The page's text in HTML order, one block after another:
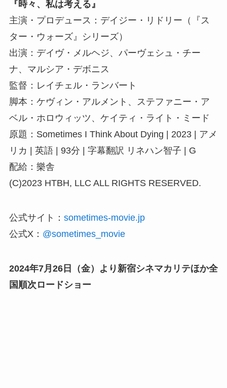
『時々、私は考える』
主演・プロデュース：デイジー・リドリー（『ス
ター・ウォーズ』シリーズ）
出演：デイヴ・メルヘジ、パーヴェシュ・チー
ナ、マルシア・デボニス
監督：レイチェル・ランバート
脚本：ケヴィン・アルメント、ステファニー・ア
ベル・ホロウィッツ、ケイティ・ライト・ミード
原題：Sometimes I Think About Dying | 2023 | アメ
リカ | 英語 | 93分 | 字幕翻訳 リネハン智子 | G
配給：樂舎
(C)2023 HTBH, LLC ALL RIGHTS RESERVED.
公式サイト： sometimes-movie.jp
公式X： @sometimes_movie
2024年7月26日（金）より新宿シネマカリテほか全
国順次ロードショー